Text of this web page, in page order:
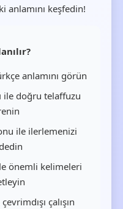
anlamını keşfedin!
anlamını görün
ile doğru telaffuzu
ile ilerlemenizi
önemli kelimeleri
çalışın